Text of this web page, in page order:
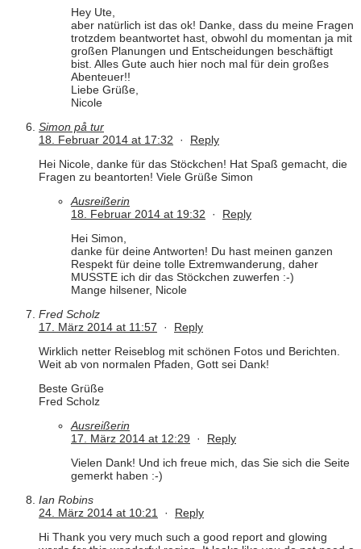
Hey Ute,
aber natürlich ist das ok! Danke, dass du meine Fragen
trotzdem beantwortet hast, obwohl du momentan ja mit
großen Planungen und Entscheidungen beschäftigt
bist. Alles Gute auch hier noch mal für dein großes
Abenteuer!!
Liebe Grüße,
Nicole
Simon på tur
18. Februar 2014 at 17:32 · Reply
Hei Nicole, danke für das Stöckchen! Hat Spaß gemacht, die
Fragen zu beantorten! Viele Grüße Simon
Ausreißerin
18. Februar 2014 at 19:32 · Reply
Hei Simon,
danke für deine Antworten! Du hast meinen ganzen
Respekt für deine tolle Extremwanderung, daher
MUSSTE ich dir das Stöckchen zuwerfen :-)
Mange hilsener, Nicole
Fred Scholz
17. März 2014 at 11:57 · Reply
Wirklich netter Reiseblog mit schönen Fotos und Berichten.
Weit ab von normalen Pfaden, Gott sei Dank!
Beste Grüße
Fred Scholz
Ausreißerin
17. März 2014 at 12:29 · Reply
Vielen Dank! Und ich freue mich, das Sie sich die Seite
gemerkt haben :-)
Ian Robins
24. März 2014 at 10:21
· Reply
Hi Thank you very much such a good report and glowing